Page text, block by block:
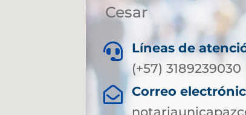
Cesar

Líneas de
(+57) 3189239030

Correo